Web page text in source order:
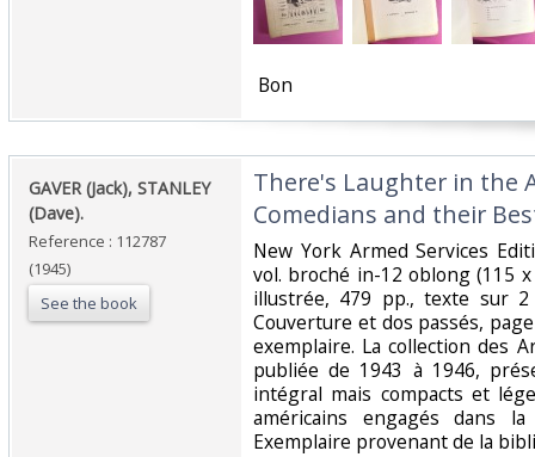
‎ Bon ‎
‎GAVER (Jack), STANLEY
(Dave).‎
Reference : 112787
(1945)
See the book
‎There's Laughter in the
Comedians and their
‎New York Armed Services
vol. broché in-12 oblong (115
illustrée, 479 pp., texte sur 2
Couverture et dos passés,
exemplaire. La collection des
publiée de 1943 à 1946,
intégral mais compacts et
américains engagés dans la
Exemplaire provenant de la